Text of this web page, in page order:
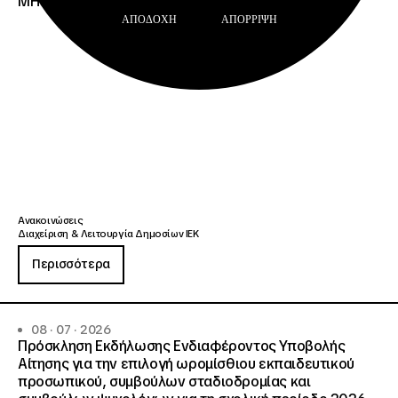
Ανακοινώσεις
Διαχείριση & Λειτουργία Δημοσίων ΙΕΚ
Περισσότερα
08 · 07 · 2026
Πρόσκληση Εκδήλωσης Ενδιαφέροντος Υποβολής
Αίτησης για την επιλογή ωρομίσθιου εκπαιδευτικού
προσωπικού, συμβούλων σταδιοδρομίας και
ΑΠΟΔΟΧΉ ΑΠΌΡΡΙΨΗ